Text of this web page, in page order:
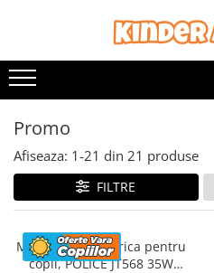
Promo
Afiseaza: 1-21 din 21 produse
FILTRE
Motocicleta electrica pentru
copii, POLICE JT568 35W